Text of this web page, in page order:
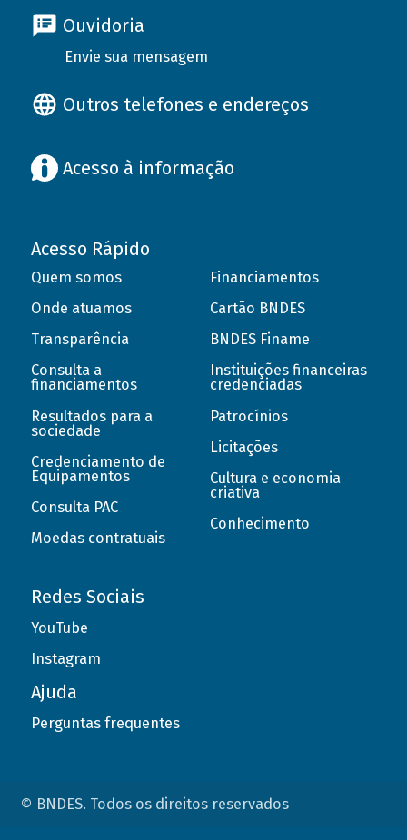
Ouvidoria
Envie sua mensagem
Outros telefones e endereços
Acesso à informação
Acesso Rápido
Quem somos
Onde atuamos
Transparência
Consulta a
financiamentos
Resultados para a
sociedade
Credenciamento de
Equipamentos
Consulta PAC
Moedas contratuais
Financiamentos
Cartão BNDES
BNDES Finame
Instituições financeiras
credenciadas
Patrocínios
Licitações
Cultura e economia
criativa
Conhecimento
Redes Sociais
YouTube
Instagram
Ajuda
Perguntas frequentes
© BNDES. Todos os direitos reservados